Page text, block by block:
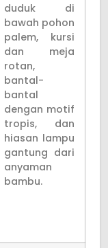
duduk di
bawah pohon
palem, kursi
dan meja
rotan,
bantal-
bantal
dengan motif
tropis, dan
hiasan lampu
gantung dari
anyaman
bambu.